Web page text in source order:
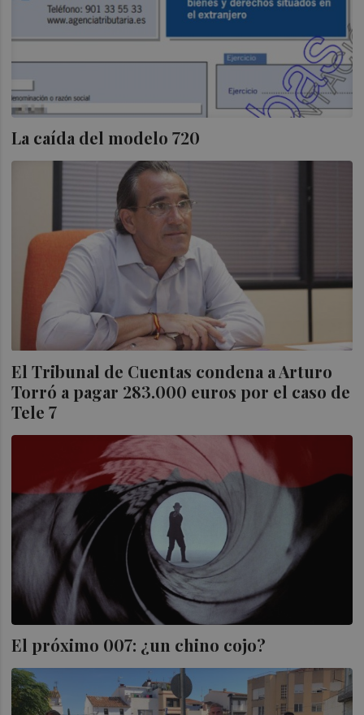
La caída del modelo 720
El Tribunal de Cuentas condena a Arturo
Torró a pagar 283.000 euros por el caso de
Tele 7
El próximo 007: ¿un chino cojo?